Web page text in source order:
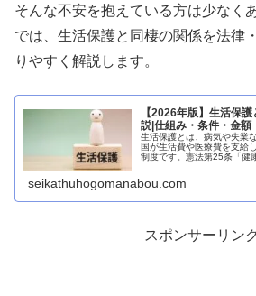
そんな不安を抱えている方は少なく
では、生活保護と同棲の関係を法律
りやすく解説します。
【2026年版】生活保
説|仕組み・条件・金額
生活保護とは、病気や失業
国が生活費や医療費を支給
制度です。憲法第25条「健
seikathuhogomanabou.com
スポンサーリンク